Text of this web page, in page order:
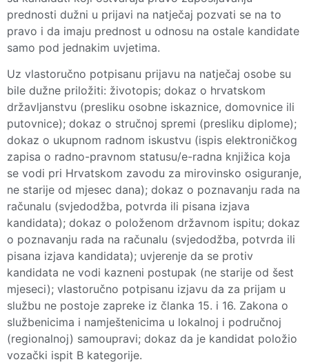
prednosti dužni u prijavi na natječaj pozvati se na to
pravo i da imaju prednost u odnosu na ostale kandidate
samo pod jednakim uvjetima.
Uz vlastoručno potpisanu prijavu na natječaj osobe su
bile dužne priložiti: životopis; dokaz o hrvatskom
državljanstvu (presliku osobne iskaznice, domovnice ili
putovnice); dokaz o stručnoj spremi (presliku diplome);
dokaz o ukupnom radnom iskustvu (ispis elektroničkog
zapisa o radno-pravnom statusu/e-radna knjižica koja
se vodi pri Hrvatskom zavodu za mirovinsko osiguranje,
ne starije od mjesec dana); dokaz o poznavanju rada na
računalu (svjedodžba, potvrda ili pisana izjava
kandidata); dokaz o položenom državnom ispitu; dokaz
o poznavanju rada na računalu (svjedodžba, potvrda ili
pisana izjava kandidata); uvjerenje da se protiv
kandidata ne vodi kazneni postupak (ne starije od šest
mjeseci); vlastoručno potpisanu izjavu da za prijam u
službu ne postoje zapreke iz članka 15. i 16. Zakona o
službenicima i namještenicima u lokalnoj i područnoj
(regionalnoj) samoupravi; dokaz da je kandidat položio
vozački ispit B kategorije.